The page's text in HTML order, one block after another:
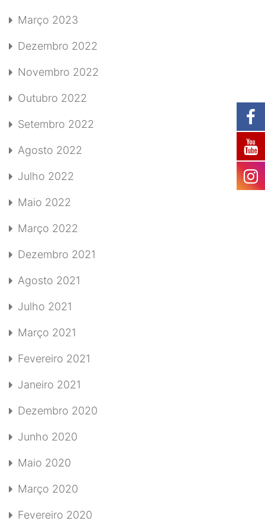
Março 2023
Dezembro 2022
Novembro 2022
Outubro 2022
Setembro 2022
Agosto 2022
Julho 2022
Maio 2022
Março 2022
Dezembro 2021
Agosto 2021
Julho 2021
Março 2021
Fevereiro 2021
Janeiro 2021
Dezembro 2020
Junho 2020
Maio 2020
Março 2020
Fevereiro 2020